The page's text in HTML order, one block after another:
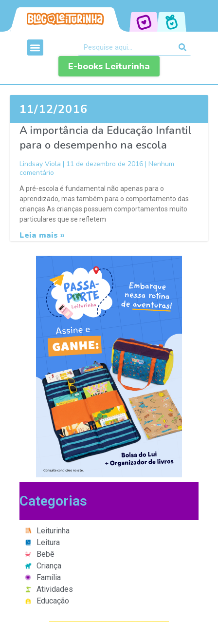
E-books Leiturinha
11/12/2016
A importância da Educação Infantil
para o desempenho na escola
Lindsay Viola 11 de dezembro de 2016
Nenhum
comentário
A pré-escola é fundamental não apenas para o
aprendizado, mas também para o comportamento das
crianças As crianças possuem comportamentos muito
particulares que se refletem
Leia mais »
Categorias
Leiturinha
Leitura
Bebê
Criança
Família
Atividades
Educação